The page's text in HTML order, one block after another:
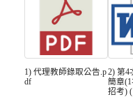
1) 代理教師錄取公告.p
df
2) 第4
簡章
招考)